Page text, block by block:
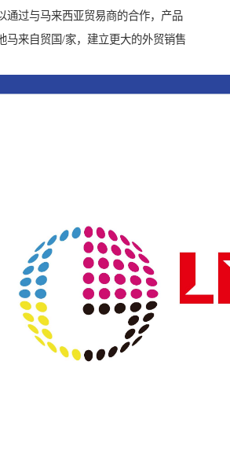
通过与马来西亚贸易商的合作，产品
马来自贸国/家，建立更大的外贸销售